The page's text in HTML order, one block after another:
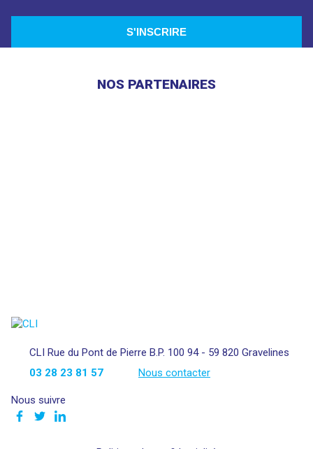
NOS PARTENAIRES
CLI Rue du Pont de Pierre B.P. 100 94 - 59 820 Gravelines
03 28 23 81 57
Nous contacter
Nous suivre